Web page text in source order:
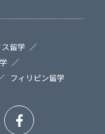
留学
フィリピン留学